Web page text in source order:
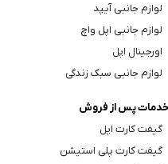
لوازم جانبی آیپد
لوازم جانبی اپل واچ
اورجینال اپل
لوازم جانبی سبک زندگی
خدمات پس از فروش
گیفت کارت اپل
گیفت کارت پلی استیشن